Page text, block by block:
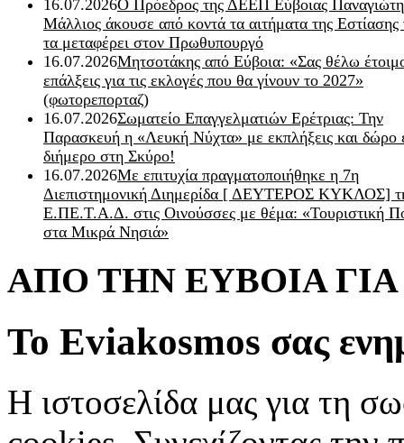
16.07.2026Ο Πρόεδρος της ΔΕΕΠ Εύβοιας
Μάλλιος άκουσε από κοντά τα αιτήματα της Εστίασης
τα μεταφέρει στον Πρωθυπουργό
16.07.2026Μητσοτάκης από Εύβοια: «Σας θέλω
επάλξεις για τις εκλογές που θα γίνουν το 2027»
(φωτορεπορταζ)
16.07.2026Σωματείο Επαγγελματιών Ερέτριας: Την
Παρασκευή η «Λευκή Νύχτα» με εκπλήξεις και δώρο
διήμερο στη Σκύρο!
16.07.2026Με επιτυχία πραγματοποιήθηκε η 7η
Διεπιστημονική Διημερίδα [ ΔEYΤΕΡΟΣ ΚΥΚΛΟΣ]
Ε.ΠΕ.Τ.Α.Δ. στις Οινούσσες με θέμα: «Τουριστική
στα Μικρά Νησιά»
ΑΠΟ ΤΗΝ ΕΥΒΟΙΑ
Το Eviakosmos σας
Η ιστοσελίδα μας για τη